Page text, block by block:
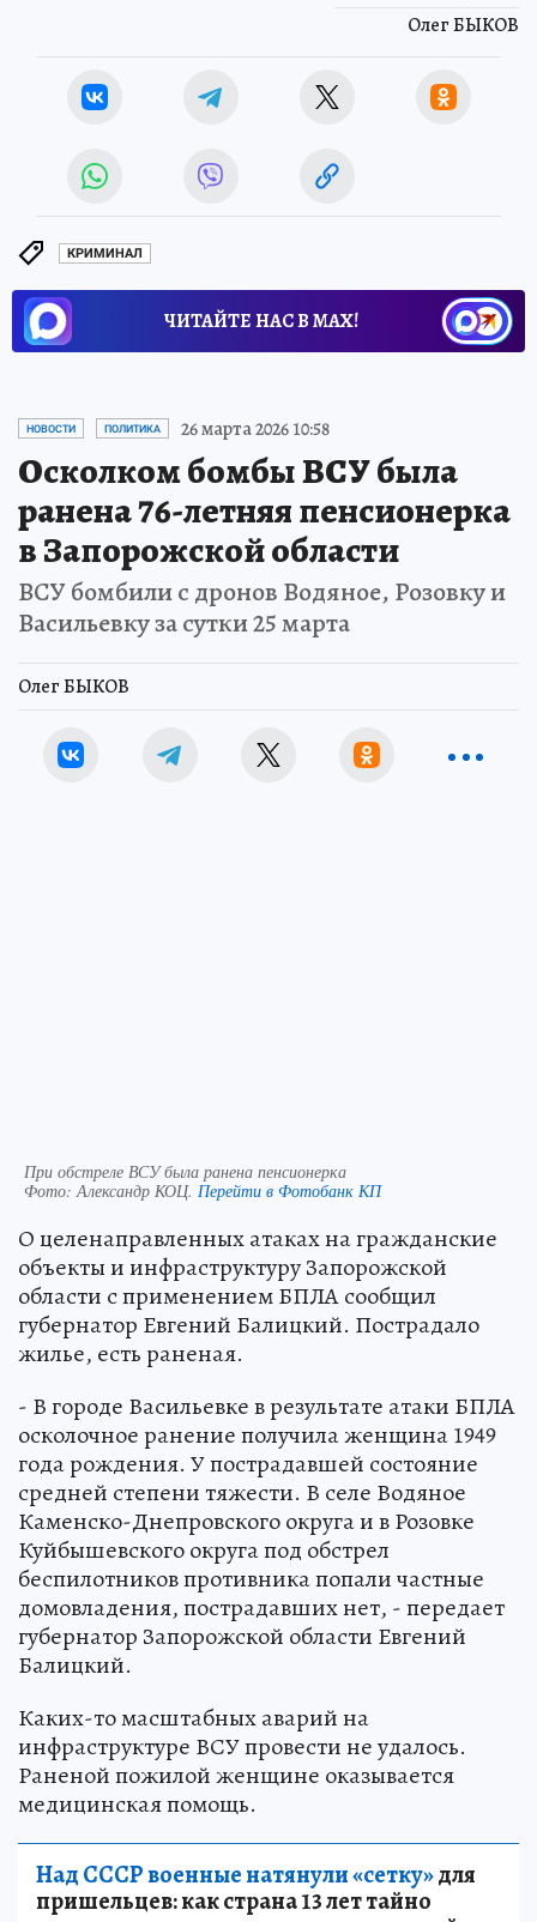
Олег БЫКОВ
КРИМИНАЛ
ЧИТАЙТЕ НАС В МАХ!
НОВОСТИ ПОЛИТИКА 26 марта 2026 10:58
Осколком бомбы ВСУ была
ранена 76-летняя пенсионерка
в Запорожской области
ВСУ бомбили с дронов Водяное, Розовку и
Васильевку за сутки 25 марта
Олег БЫКОВ
При обстреле ВСУ была ранена пенсионерка
Фото:Александр КОЦ. Перейти в Фотобанк КП
О целенаправленных атаках на гражданские
объекты и инфраструктуру Запорожской
области с применением БПЛА сообщил
губернатор Евгений Балицкий. Пострадало
жилье, есть раненая.
- В городе Васильевке в результате атаки БПЛА
осколочное ранение получила женщина 1949
года рождения. У пострадавшей состояние
средней степени тяжести. В селе Водяное
Каменско-Днепровского округа и в Розовке
Куйбышевского округа под обстрел
беспилотников противника попали частные
домовладения, пострадавших нет, - передает
губернатор Запорожской области Евгений
Балицкий.
Каких-то масштабных аварий на
инфраструктуре ВСУ провести не удалось.
Раненой пожилой женщине оказывается
медицинская помощь.
Над СССР военные натянули «сетку»для
пришельцев: как страна 13 лет тайно